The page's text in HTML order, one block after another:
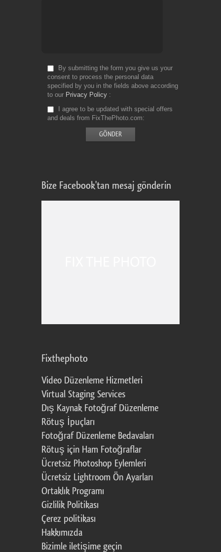
By submitting the form you give us your
consent to process the personal data
specified by you in the fields above according
to our Privacy Policy
I agree to be updated with special offers
and deals from FixThePhoto.com
Bize Facebook'tan mesaj gönderin
Fixthephoto
Video Düzenleme Hizmetleri
Virtual Staging Services
Dış Kaynak Fotoğraf Düzenleme
Rötuş İpuçları
Fotoğraf Düzenleme Bedavaları
Rötuş için Ham Fotoğraflar
Ücretsiz Photoshop Eylemleri
Ücretsiz Lightroom Ön Ayarları
Ortaklık Programı
Gizlilik Politikası
Çerez politikası
Hakkımızda
Bizimle iletişime geçin